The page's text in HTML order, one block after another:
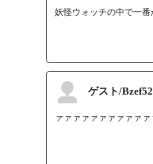
妖怪ウォッチの中で一番
ゲスト/
ァァァァァァァァァァ